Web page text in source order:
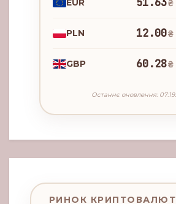
EUR ₴
PLN 12.00₴
GBP 60.28₴
Останнє оновлення:
РИНОК КРИПТОВАЛЮТ